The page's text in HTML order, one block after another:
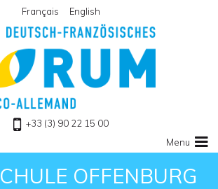
Français English
+33 (3) 90 22 15 00
Menu
OFFENBURG